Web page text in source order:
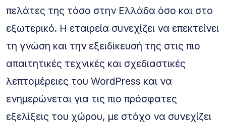
πελάτες της τόσο στην Ελλάδα όσο και στο
εξωτερικό. Η εταιρεία συνεχίζει να επεκτείνει
τη γνώση και την εξειδίκευσή της στις πιο
απαιτητικές τεχνικές και σχεδιαστικές
λεπτομέρειες του WordPress και να
ενημερώνεται για τις πιο πρόσφατες
εξελίξεις του χώρου, με στόχο να συνεχίζει